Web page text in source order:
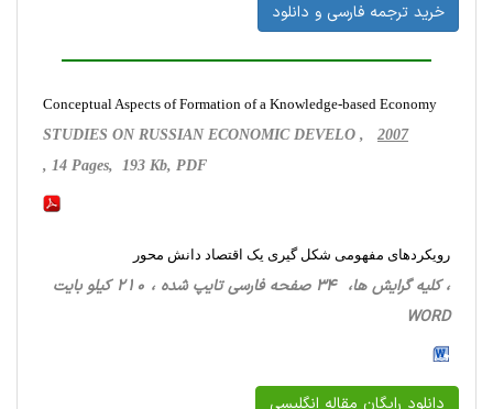
خرید ترجمه فارسی و دانلود
Conceptual Aspects of Formation of a Knowledge-based Economy
STUDIES ON RUSSIAN ECONOMIC DEVELO , 2007
, 14 Pages, 193 Kb, PDF
رویکردهای مفهومی شکل گیری یک اقتصاد دانش محور
، کلیه گرایش ها، 34 صفحه فارسی تایپ شده ، 210 کیلو بایت
WORD
دانلود رایگان مقاله انگلیسی